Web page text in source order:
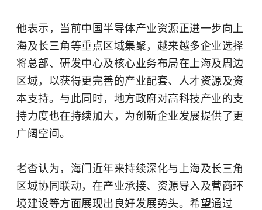
他表示，当前中国半导体产业资源正进一步向上
海及长三角等重点区域集聚，越来越多企业选择
将总部、研发中心及核心业务布局在上海及周边
区域，以获得更完善的产业配套、人才资源及资
本支持。与此同时，地方政府对高科技产业的支
持力度也在持续加大，为创新企业发展提供了更
广阔空间。
老杳认为，海门近年来持续深化与上海及长三角
区域协同联动，在产业承接、资源导入及营商环
境建设等方面展现出良好发展势头。希望通过